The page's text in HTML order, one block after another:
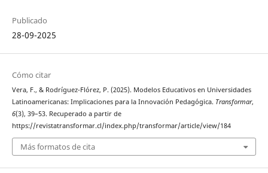
Publicado
28-09-2025
Cómo citar
Vera, F., & Rodríguez-Flórez, P. (2025). Modelos Educativos en Universidades
Latinoamericanas: Implicaciones para la Innovación Pedagógica. Transformar,
6(3), 39–53. Recuperado a partir de
https://revistatransformar.cl/index.php/transformar/article/view/184
Más formatos de cita